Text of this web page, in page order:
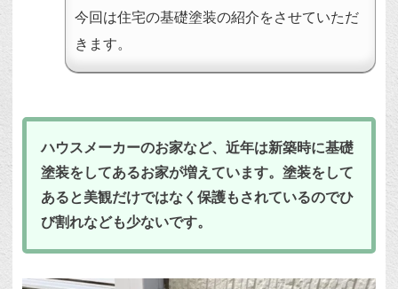
今回は住宅の基礎塗装の紹介をさせていただ
きます。
ハウスメーカーのお家など、近年は新築時に基礎
塗装をしてあるお家が増えています。塗装をして
あると美観だけではなく保護もされているのでひ
び割れなども少ないです。